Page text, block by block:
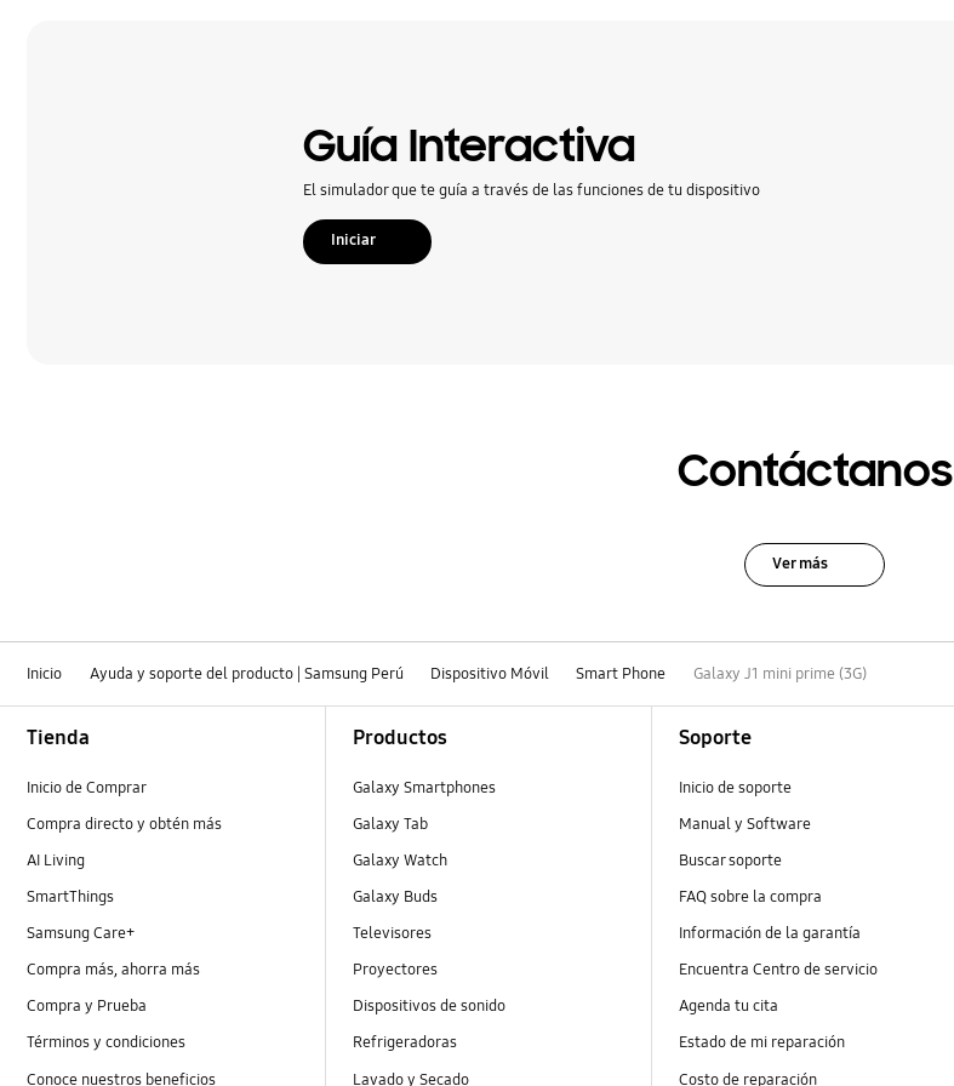
Guía Interactiva
El simulador que te guía a través de las funciones de tu dispositivo
Iniciar
Contáctanos
Ver más
Inicio Ayuda y soporte del producto | Samsung Perú Dispositivo Móvil Smart Phone Galaxy J1 mini prime (3G)
Tienda
Inicio de Comprar
Compra directo y obtén más
AI Living
SmartThings
Samsung Care+
Compra más, ahorra más
Compra y Prueba
Términos y condiciones
Conoce nuestros beneficios
Productos
Galaxy Smartphones
Galaxy Tab
Galaxy Watch
Galaxy Buds
Televisores
Proyectores
Dispositivos de sonido
Refrigeradoras
Lavado y Secado
Soporte
Inicio de soporte
Manual y Software
Buscar soporte
FAQ sobre la compra
Información de la garantía
Encuentra Centro de servicio
Agenda tu cita
Estado de mi reparación
Costo de reparación